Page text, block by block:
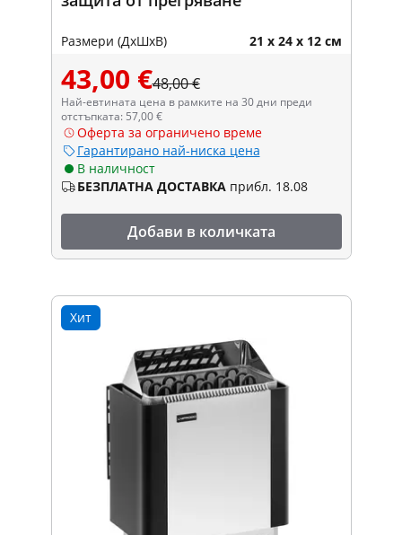
Размери (ДxШxВ) 21 x 24 x 12 см
43,00 €48,00 €
Най-евтината цена в рамките на 30 дни преди
отстъпката: 57,00 €
Оферта за ограничено време
Гарантирано най-ниска цена
В наличност
БЕЗПЛАТНА ДОСТАВКА прибл. 18.08
Добави в количката
Хит